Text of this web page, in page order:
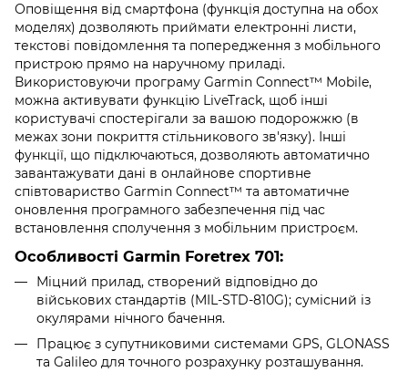
Оповіщення від смартфона (функція доступна на обох
моделях) дозволяють приймати електронні листи,
текстові повідомлення та попередження з мобільного
пристрою прямо на наручному приладі.
Використовуючи програму Garmin Connect™ Mobile,
можна активувати функцію LiveTrack, щоб інші
користувачі спостерігали за вашою подорожжю (в
межах зони покриття стільникового зв'язку). Інші
функції, що підключаються, дозволяють автоматично
завантажувати дані в онлайнове спортивне
співтовариство Garmin Connect™ та автоматичне
оновлення програмного забезпечення під час
встановлення сполучення з мобільним пристроєм.
Особливості Garmin Foretrex 701:
Міцний прилад, створений відповідно до
військових стандартів (MIL-STD-810G); сумісний із
окулярами нічного бачення.
Працює з супутниковими системами GPS, GLONASS
та Galileo для точного розрахунку розташування.